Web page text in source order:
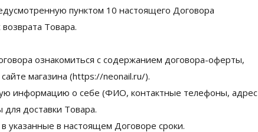
пунктом 10 настоящего Договора
Товара.
ознакомиться с содержанием договора-оферты,
магазина (https://neonail.ru/).
информацию о себе (ФИО, контактные телефоны, адрес
доставки Товара.
указанные в настоящем Договоре сроки.